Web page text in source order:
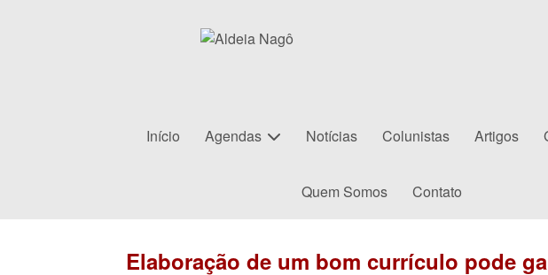
Início Agendas Notícias Colunistas Artigos
Quem Somos Contato
Elaboração de um bom currículo pode